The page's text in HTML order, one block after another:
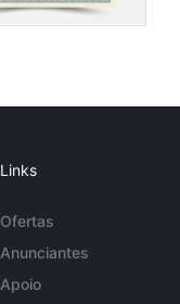
Links
Ofertas
Anunciantes
Apoio